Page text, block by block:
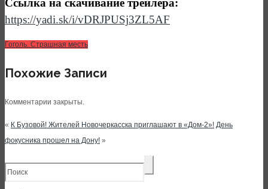
Ссылка на скачивание трейлера:
https://yadi.sk/i/vDRJPUSj3ZL5AF
Гоголь. Страшная месть
Похожие Записи
Комментарии закрыты.
« К Бузовой! Жителей Новочеркасска приглашают в «Дом-2»! День
фокусника прошел на Дону! »